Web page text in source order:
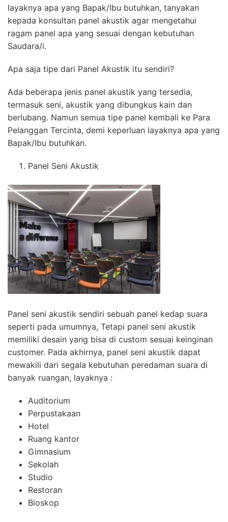
layaknya apa yang Bapak/Ibu butuhkan, tanyakan
kepada konsultan panel akustik agar mengetahui
ragam panel apa yang sesuai dengan kebutuhan
Saudara/i.
Apa saja tipe dari Panel Akustik itu sendiri?
Ada beberapa jenis panel akustik yang tersedia,
termasuk seni, akustik yang dibungkus kain dan
berlubang. Namun semua tipe panel kembali ke Para
Pelanggan Tercinta, demi keperluan layaknya apa yang
Bapak/Ibu butuhkan.
Panel Seni Akustik
Panel seni akustik sendiri sebuah panel kedap suara
seperti pada umumnya, Tetapi panel seni akustik
memiliki desain yang bisa di custom sesuai keinginan
customer. Pada akhirnya, panel seni akustik dapat
mewakili dari segala kebutuhan peredaman suara di
banyak ruangan, layaknya :
Auditorium
Perpustakaan
Hotel
Ruang kantor
Gimnasium
Sekolah
Studio
Restoran
Bioskop